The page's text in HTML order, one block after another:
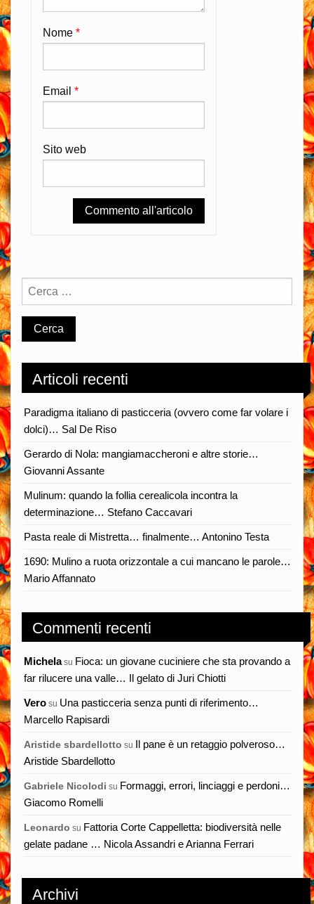
Nome *
Email *
Sito web
Articoli recenti
Paradigma italiano di pasticceria (ovvero come far volare i
dolci)… Sal De Riso
Gerardo di Nola: mangiamaccheroni e altre storie…
Giovanni Assante
Mulinum: quando la follia cerealicola incontra la
determinazione… Stefano Caccavari
Pasta reale di Mistretta… finalmente… Antonino Testa
1690: Mulino a ruota orizzontale a cui mancano le parole…
Mario Affannato
Commenti recenti
Michelasu Fioca: un giovane cuciniere che sta provando a
far rilucere una valle… Il gelato di Juri Chiotti
Vero su Una pasticceria senza punti di riferimento…
Marcello Rapisardi
Aristide sbardellotto su Il pane è un retaggio polveroso…
Aristide Sbardellotto
Gabriele Nicolodi su Formaggi, errori, linciaggi e perdoni…
Giacomo Romelli
Leonardo su Fattoria Corte Cappelletta: biodiversità nelle
gelate padane … Nicola Assandri e Arianna Ferrari
Archivi